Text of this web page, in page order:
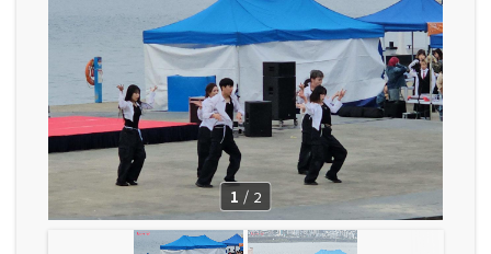
1 / 2